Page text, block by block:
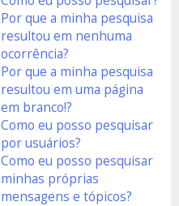
Por que a minha pesquisa
resultou em nenhuma
ocorrência?
Por que a minha pesquisa
resultou em uma página
em branco!?
Como eu posso pesquisar
por usuários?
Como eu posso pesquisar
minhas próprias
mensagens e tópicos?